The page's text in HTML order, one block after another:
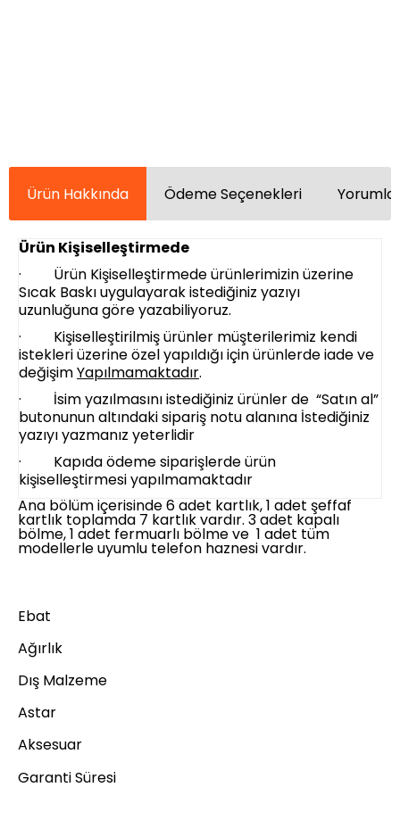
Ürün Hakkında Ödeme Seçenekleri
Ürün Kişiselleştirmede
· Ürün Kişiselleştirmede ürünlerimizin üzerine
Sıcak Baskı uygulayarak istediğiniz yazıyı
uzunluğuna göre yazabiliyoruz.
· Kişiselleştirilmiş ürünler müşterilerimiz kendi
istekleri üzerine özel yapıldığı için ürünlerde iade ve
değişimYapılmamaktadır.
· İsim yazılmasını istediğiniz ürünler de “Satın al”
butonunun altındaki sipariş notu alanına İstediğiniz
yazıyı yazmanız yeterlidir
· Kapıda ödeme siparişlerde ürün
kişiselleştirmesi yapılmamaktadır
Ana bölüm içerisinde 6 adet kartlık, 1 adet şeffaf
kartlık toplamda 7 kartlık vardır. 3 adet kapalı
bölme, 1 adet fermuarlı bölme ve 1 adet tüm
modellerle uyumlu telefon haznesi vardır.
Ebat
Ağırlık
Dış Malzeme
Astar
Aksesuar
Garanti Süresi